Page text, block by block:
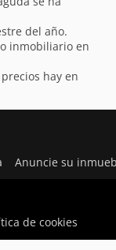
del año.
inmobiliario en
hay en
Anuncie su
de cookies